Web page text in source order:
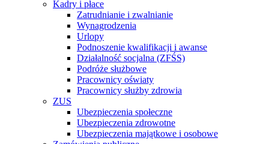
Kadry i płace
Zatrudnianie i zwalnianie
Wynagrodzenia
Urlopy
Podnoszenie kwalifikacji i awanse
Działalność socjalna (ZFŚS)
Podróże służbowe
Pracownicy oświaty
Pracownicy służby zdrowia
ZUS
Ubezpieczenia społeczne
Ubezpieczenia zdrowotne
Ubezpieczenia majątkowe i osobowe